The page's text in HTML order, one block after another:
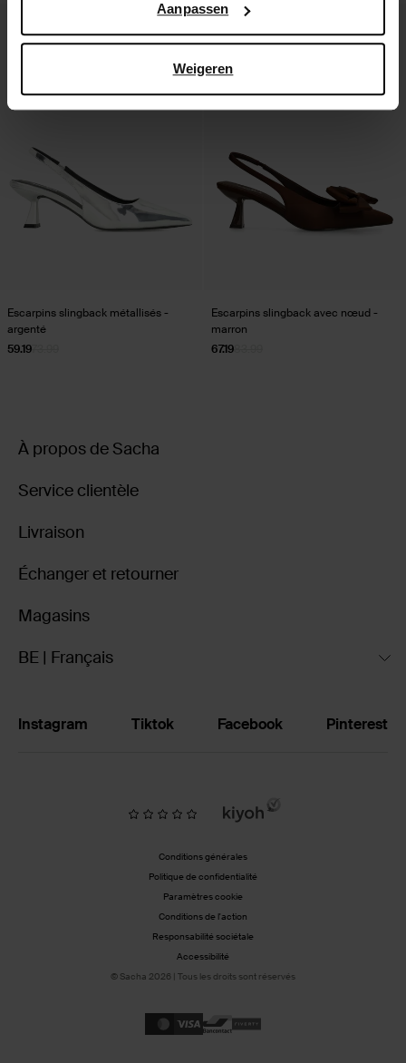
Aanpassen
Weigeren
Escarpins slingback métallisés -
argenté
59.19
Escarpins slingback avec nœud -
marron
67.19
- 20%
À propos de Sacha
Service clientèle
Livraison
Échanger et retourner
Magasins
BE | Français
Instagram Tiktok Facebook Pinterest
Conditions générales
Politique de confidentialité
Paramètres cookie
Conditions de l'action
Responsabilité sociétale
Accessibilité
© Sacha 2026 | Tous les droits sont réservés